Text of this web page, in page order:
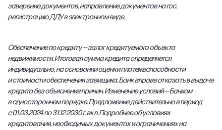
заверение документов, направление документов на гос.
регистрацию ДДУ в электронном виде.
Обеспечение по кредиту — залог кредитуемого объекта
недвижимости. Итоговая сумма кредита определяется
индивидуально, на основании оценки платежеспособности
и стоимости обеспечения заемщика. Банк вправе отказать в выдаче
кредита без объяснения причин. Изменение условий — Банком
в одностороннем порядке. Предложение действительно в период
с 01.03.2024 по 31.12.2030 г. вкл. Подробнее об условиях
кредитования, необходимых документах и ограничениях на